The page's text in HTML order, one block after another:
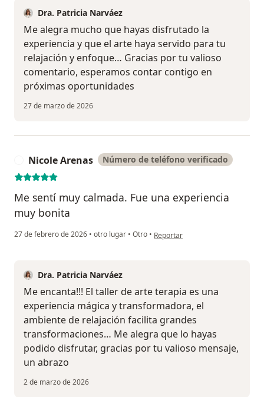
Dra. Patricia Narváez
Me alegra mucho que hayas disfrutado la
experiencia y que el arte haya servido para tu
relajación y enfoque… Gracias por tu valioso
comentario, esperamos contar contigo en
próximas oportunidades
27 de marzo de 2026
Nicole Arenas Número de teléfono verificado
Me sentí muy calmada. Fue una experiencia
muy bonita
27 de febrero de 2026 • otro lugar • Otro • en opinión del usuario Nicole
Reportar
Dra. Patricia Narváez
Me encanta!!! El taller de arte terapia es una
experiencia mágica y transformadora, el
ambiente de relajación facilita grandes
transformaciones… Me alegra que lo hayas
podido disfrutar, gracias por tu valioso mensaje,
un abrazo
2 de marzo de 2026